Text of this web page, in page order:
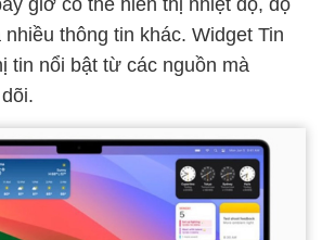
giờ có thể hiển thị nhiệt độ, độ
thông tin khác. Widget Tin
tin nổi bật từ các nguồn mà